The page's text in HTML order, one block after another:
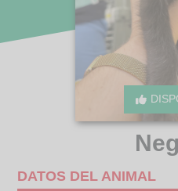
DATOS DEL ANIMAL